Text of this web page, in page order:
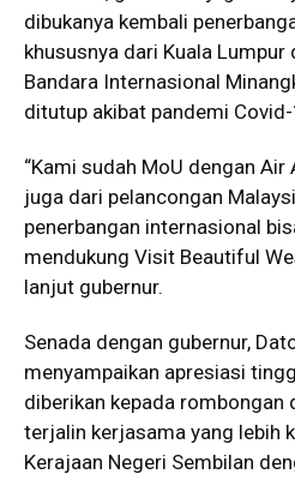
dibukanya kembali
khususnya dari Kuala Lumpur
Bandara Internasional
ditutup akibat pandemi
“Kami sudah MoU dengan
juga dari pelancongan
penerbangan internasional
mendukung Visit Beautiful
lanjut gubernur.
Senada dengan gubernur,
menyampaikan apresiasi
diberikan kepada rombongan
terjalin kerjasama yang lebih
Kerajaan Negeri Sembilan